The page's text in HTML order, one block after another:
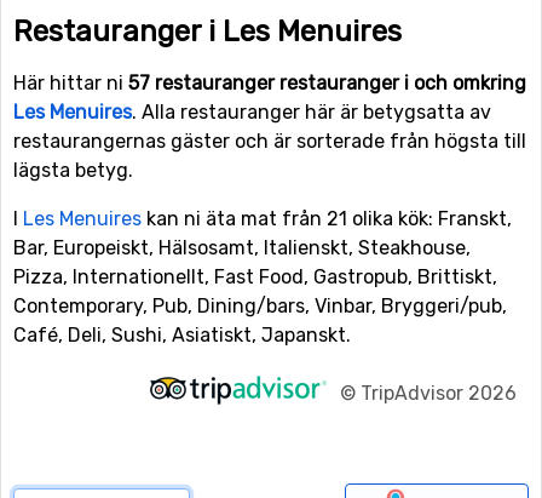
Restauranger i Les Menuires
Här hittar ni 57 restauranger restauranger i och omkring
Les Menuires. Alla restauranger här är betygsatta av
restaurangernas gäster och är sorterade från högsta till
lägsta betyg.
I Les Menuires kan ni äta mat från 21 olika kök: Franskt,
Bar, Europeiskt, Hälsosamt, Italienskt, Steakhouse,
Pizza, Internationellt, Fast Food, Gastropub, Brittiskt,
Contemporary, Pub, Dining/bars, Vinbar, Bryggeri/pub,
Café, Deli, Sushi, Asiatiskt, Japanskt.
© TripAdvisor 2026